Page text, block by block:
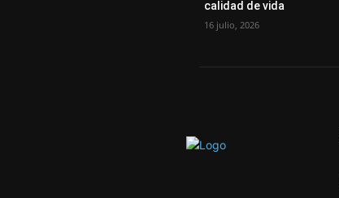
calidad de vida
16 julio, 2026